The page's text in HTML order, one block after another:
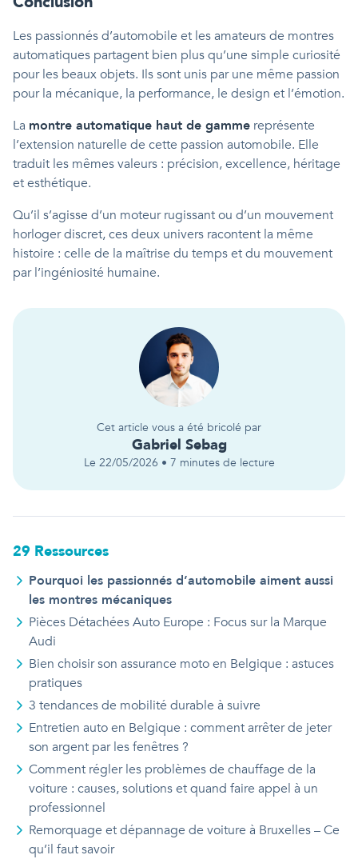
Les passionnés d’automobile et les amateurs de montres
automatiques partagent bien plus qu’une simple curiosité
pour les beaux objets. Ils sont unis par une même passion
pour la mécanique, la performance, le design et l’émotion.
La montre automatique haut de gamme représente
l’extension naturelle de cette passion automobile. Elle
traduit les mêmes valeurs : précision, excellence, héritage
et esthétique.
Qu’il s’agisse d’un moteur rugissant ou d’un mouvement
horloger discret, ces deux univers racontent la même
histoire : celle de la maîtrise du temps et du mouvement
par l’ingéniosité humaine.
Cet article vous a été bricolé par
Gabriel Sebag
Le 22/05/2026 • 7 minutes de lecture
29 Ressources
Pourquoi les passionnés d’automobile aiment aussi
les montres mécaniques
Pièces Détachées Auto Europe : Focus sur la Marque
Audi
Bien choisir son assurance moto en Belgique : astuces
pratiques
3 tendances de mobilité durable à suivre
Entretien auto en Belgique : comment arrêter de jeter
son argent par les fenêtres ?
Comment régler les problèmes de chauffage de la
voiture : causes, solutions et quand faire appel à un
professionnel
Remorquage et dépannage de voiture à Bruxelles – Ce
qu’il faut savoir